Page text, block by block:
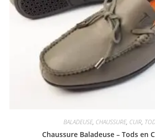
BALADEUSE, CHAUSSURE, CUIR,
Chaussure Baladeuse – Tods en